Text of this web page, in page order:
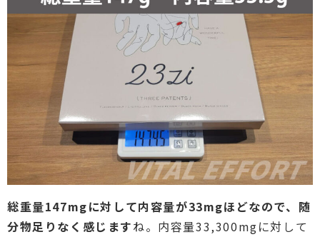
総重量147mgに対して内容量が33mgほどなので、随
分物足りなく感じますね。内容量33,300mgに対して